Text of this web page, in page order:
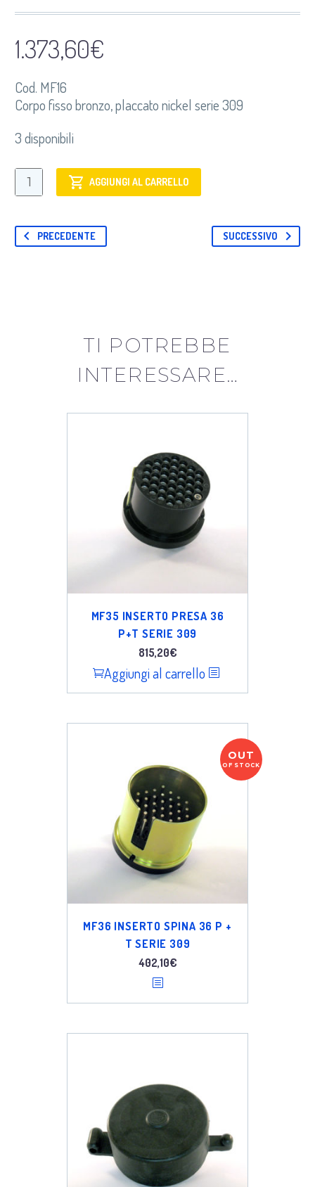
1.373,60€
Cod. MF16
Corpo fisso bronzo, placcato nickel serie 309
3 disponibili
MF16
Corpo
bronzo,
placcato
AGGIUNGI AL CARRELLO
PRECEDENTE SUCCESSIVO
TI POTREBBE
INTERESSARE…
MF35 INSERTO PRESA 36
P+T SERIE 309
815,20€
Aggiungi al carrello
OUT
OF STOCK
MF36 INSERTO SPINA 36 P +
T SERIE 309
402,10€